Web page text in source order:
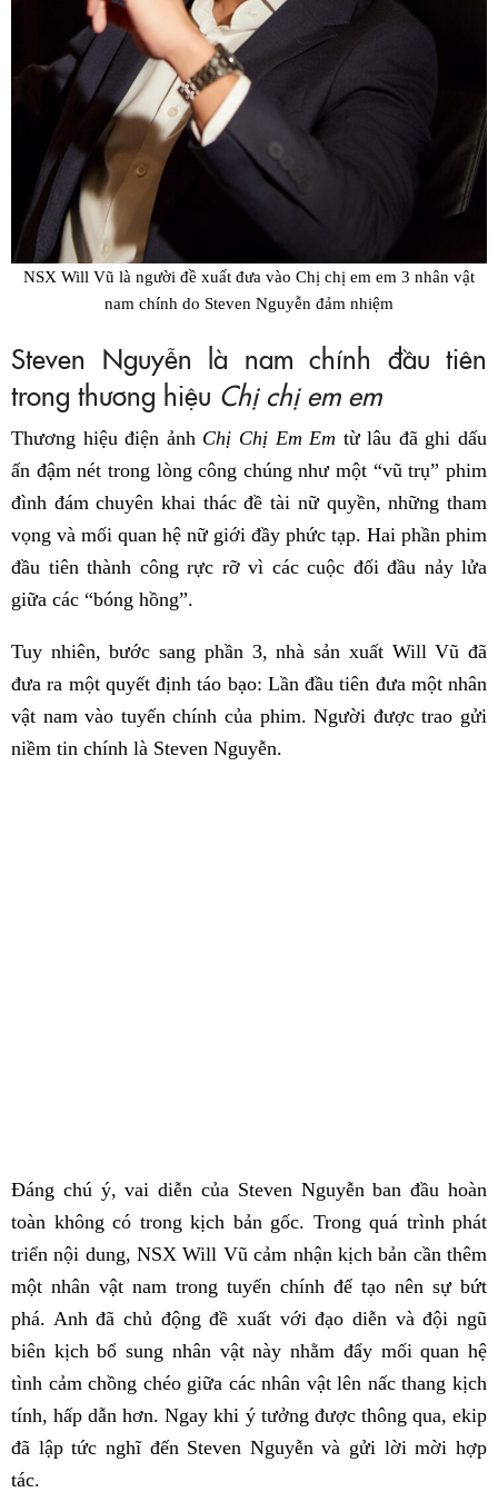
NSX Will Vũ là người đề xuất đưa vào Chị chị em em 3 nhân vật
nam chính do Steven Nguyễn đảm nhiệm
Steven Nguyễn là nam chính đầu tiên
trong thương hiệu Chị chị em em
Thương hiệu điện ảnh Chị Chị Em Em từ lâu đã ghi dấu
ấn đậm nét trong lòng công chúng như một “vũ trụ” phim
đình đám chuyên khai thác đề tài nữ quyền, những tham
vọng và mối quan hệ nữ giới đầy phức tạp. Hai phần phim
đầu tiên thành công rực rỡ vì các cuộc đối đầu nảy lửa
giữa các “bóng hồng”.
Tuy nhiên, bước sang phần 3, nhà sản xuất Will Vũ đã
đưa ra một quyết định táo bạo: Lần đầu tiên đưa một nhân
vật nam vào tuyến chính của phim. Người được trao gửi
niềm tin chính là Steven Nguyễn.
Đáng chú ý, vai diễn của Steven Nguyễn ban đầu hoàn
toàn không có trong kịch bản gốc. Trong quá trình phát
triển nội dung, NSX Will Vũ cảm nhận kịch bản cần thêm
một nhân vật nam trong tuyến chính để tạo nên sự bứt
phá. Anh đã chủ động đề xuất với đạo diễn và đội ngũ
biên kịch bổ sung nhân vật này nhằm đẩy mối quan hệ
tình cảm chồng chéo giữa các nhân vật lên nấc thang kịch
tính, hấp dẫn hơn. Ngay khi ý tưởng được thông qua, ekip
đã lập tức nghĩ đến Steven Nguyễn và gửi lời mời hợp
tác.